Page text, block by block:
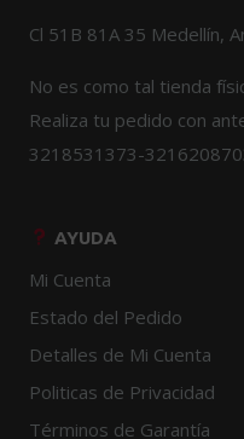
Cl 51B 81A 35 Medellín,
No es como tal tienda
Realiza tu pedido con
3218531373-
AYUDA
Mi Cuenta
Estado del Pedido
Detalles de Mi Cuenta
Politicas de Privacidad
Términos de Garantía